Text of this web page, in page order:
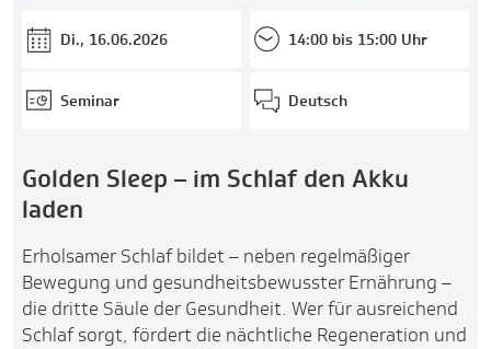
Di., 16.06.2026 14:00 bis 15:00 Uhr
Seminar Deutsch
Golden Sleep – im Schlaf den Akku
laden
Erholsamer Schlaf bildet – neben regelmäßiger
Bewegung und gesundheitsbewusster Ernährung –
die dritte Säule der Gesundheit. Wer für ausreichend
Schlaf sorgt, fördert die nächtliche Regeneration und